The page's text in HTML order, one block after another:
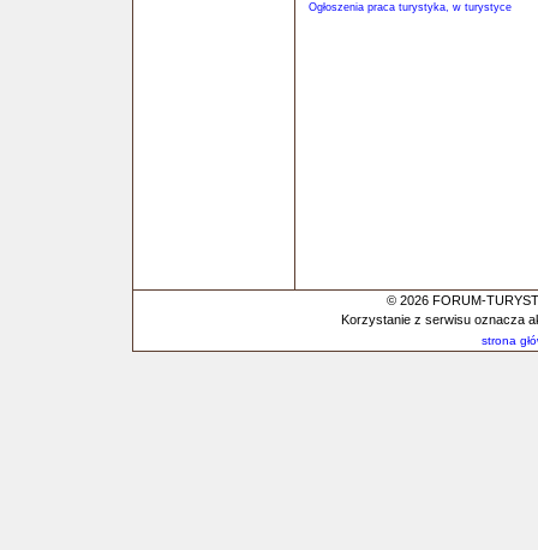
Ogłoszenia praca turystyka, w turystyce
© 2026 FORUM-
Korzystanie z serwisu oznacza
strona